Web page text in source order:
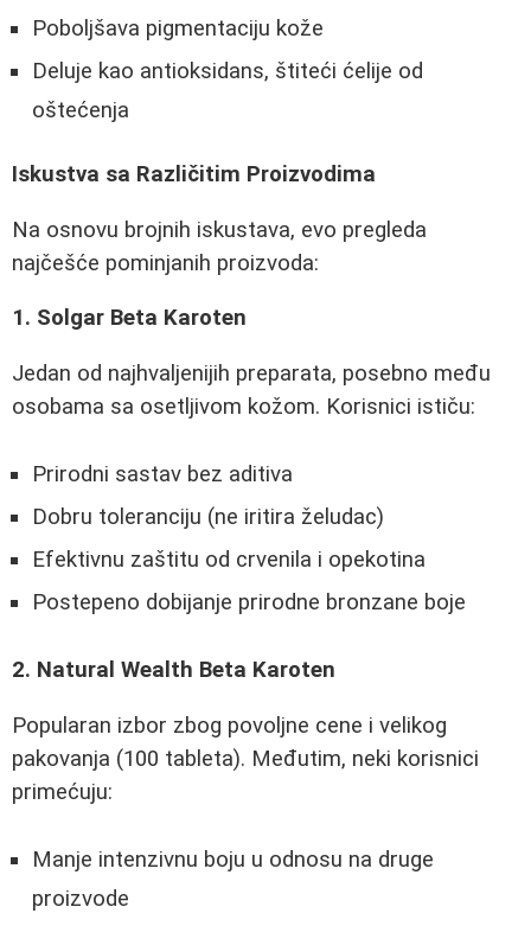
Poboljšava pigmentaciju kože
Deluje kao antioksidans, štiteći ćelije od
oštećenja
Iskustva sa Različitim Proizvodima
Na osnovu brojnih iskustava, evo pregleda
najčešće pominjanih proizvoda:
1. Solgar Beta Karoten
Jedan od najhvaljenijih preparata, posebno među
osobama sa osetljivom kožom. Korisnici ističu:
Prirodni sastav bez aditiva
Dobru toleranciju (ne iritira želudac)
Efektivnu zaštitu od crvenila i opekotina
Postepeno dobijanje prirodne bronzane boje
2. Natural Wealth Beta Karoten
Popularan izbor zbog povoljne cene i velikog
pakovanja (100 tableta). Međutim, neki korisnici
primećuju:
Manje intenzivnu boju u odnosu na druge
proizvode